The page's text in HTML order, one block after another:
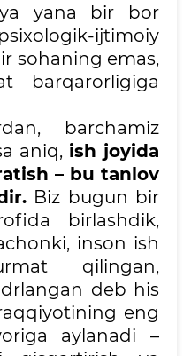
yana bir bor
ijtimoiy
sohaning emas,
barqarorligiga
barchamiz
aniq, ish joyida
– bu tanlov
Biz bugun bir
birlashdik,
inson ish
qilingan,
deb his
eng
aylanadi –